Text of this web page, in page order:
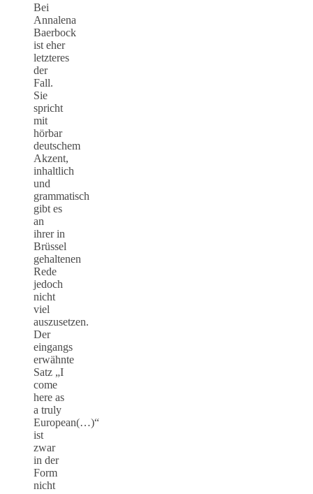
Bei
Annalena
Baerbock
ist eher
letzteres
der
Fall.
Sie
spricht
mit
hörbar
deutschem
Akzent,
inhaltlich
und
grammatisch
gibt es
an
ihrer in
Brüssel
gehaltenen
Rede
jedoch
nicht
viel
auszusetzen.
Der
eingangs
erwähnte
Satz „I
come
here as
a truly
European(…)“
ist
zwar
in der
Form
nicht